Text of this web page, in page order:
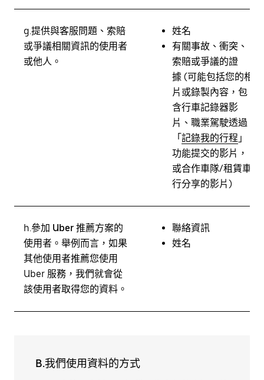
g. 提供與客服問題、索賠
或爭議相關資訊的使用者
或他人。
姓名
有關事故、衝突、
索賠或爭議的證
據 (可能包括您的相
片或錄製內容，包
含行車記錄器影
片、職業駕駛透過
「記錄我的行程 」
功能提交的影片，
或合作車隊/租賃車
行分享的影片)
h. 參加 Uber 推薦方案的
使用者。 舉例而言，如果
其他使用者推薦您使用
Uber 服務，我們就會從
該使用者取得您的資料。
聯絡資訊
姓名
B.我們使用資料的方式